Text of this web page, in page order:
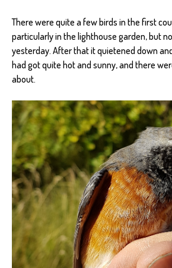
There were quite a few birds in the first
particularly in the lighthouse garden, but
yesterday. After that it quietened down
had got quite hot and sunny, and there
about.